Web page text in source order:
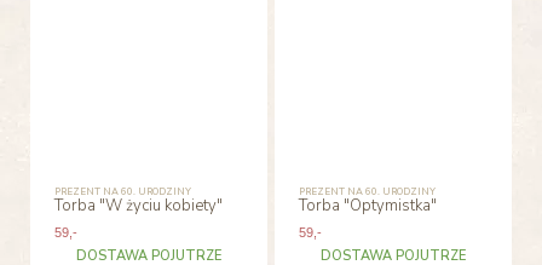
PREZENT NA 60. URODZINY
Torba "W życiu kobiety"
59,-
DOSTAWA POJUTRZE
PREZENT NA 60. URODZINY
Torba "Optymistka"
59 ,-
DOSTAWA POJUTRZE